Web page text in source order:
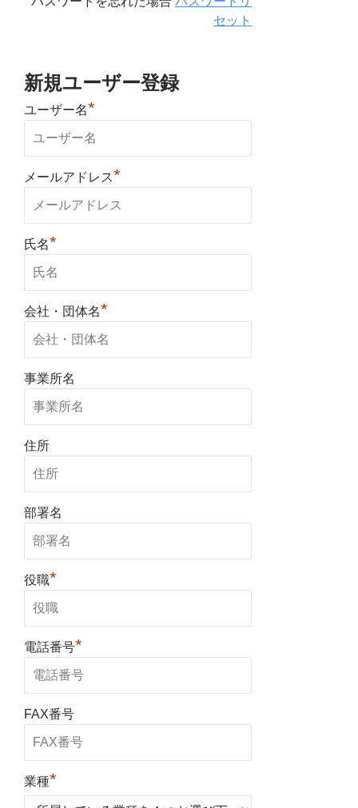
セット
新規ユーザー登録
ユーザー名*
メールアドレス*
氏名*
会社・団体名*
事業所名
住所
部署名
役職*
電話番号*
FAX番号
業種*